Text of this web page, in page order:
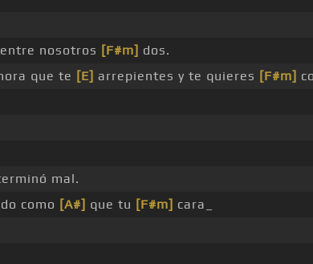
nosotros [F#m] dos.
que te [E] arrepientes y te quieres [F#m]
mal.
como [A#] que tu [F#m] cara_